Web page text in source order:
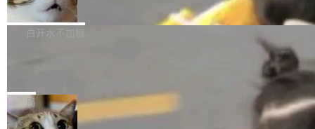
联 加...
经过人工复核，准确度令人满意。这一方法也为
社区爱好者提供了高效跟踪新版本的思路。
他宣布了一个新消息：从 2026 年 8 月 1 日起，
他可以全职维护 libexpat 了，最长 6 个月。发
库之一。你的操作系统、浏览器、无数的基础设
施软件，很可能都在用它。而过去十年，维护它
Firefox 153.0.3 现已发布，具体更新内容如
下： New Smart Window 包含多项增强功能：
gi?id=2019042">Bug&nbsp;2019042</a>）</l
i> <li>现在，助手可以直接使用 Exa 的网络搜索
白开水不加糖
的 npm 包。项目的核心论点是：容器不适合 Ag
ent 计算。真正适合的，是 Isolate。 Cloudflare
局